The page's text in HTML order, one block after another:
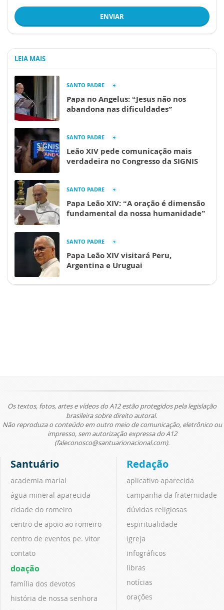
ENVIAR
LEIA MAIS
SANTO PADRE
Papa no Angelus: “Jesus não nos
abandona nas dificuldades”
SANTO PADRE
Leão XIV pede comunicação mais
verdadeira no Congresso da SIGNIS
SANTO PADRE
Papa Leão XIV: “A oração é dimensão
fundamental da nossa humanidade”
SANTO PADRE
Papa Leão XIV visitará Peru,
Argentina e Uruguai
Os textos, fotos, artes e vídeos do A12 estão protegidos pela legislação
brasileira sobre direito autoral.
Não reproduza o conteúdo em outro meio de comunicação, eletrônico ou
impresso, sem autorização expressa do A12
(faleconosco@santuarionacional.com).
Santuário
academia marial
água mineral aparecida
cidade do romeiro
centro de apoio ao romeiro
centro de eventos pe. vitor
contato
doação
família dos devotos
história de nossa senhora
Redação
aplicativo aparecida
campanha da fraternidade
dúvidas religiosas
espiritualidade
igreja
infográficos
libras
notícias
orações